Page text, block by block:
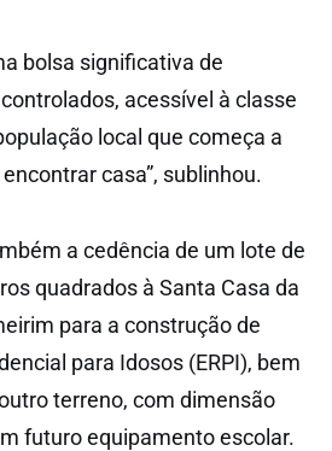
bolsa significativa de
acessível à classe
local que começa a
casa”, sublinhou.
a cedência de um lote de
quadrados à Santa Casa da
para a construção de
para Idosos (ERPI), bem
terreno, com dimensão
futuro equipamento escolar.